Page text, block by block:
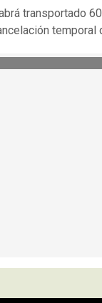
transportado
temporal